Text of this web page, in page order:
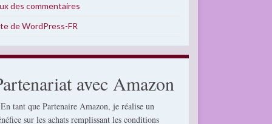
des commentaires
de WordPress-FR
avec Amazon
tant que Partenaire Amazon, je réalise un
sur les achats remplissant les conditions